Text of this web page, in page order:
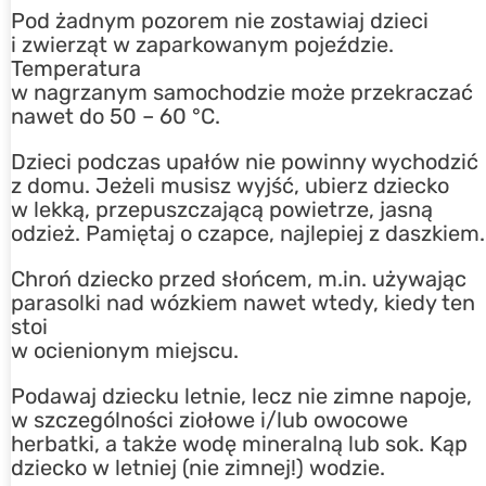
Pod żadnym pozorem nie zostawiaj dzieci
i zwierząt w zaparkowanym pojeździe.
Temperatura
w nagrzanym samochodzie może przekraczać
nawet do 50 – 60 °C.
Dzieci podczas upałów nie powinny wychodzić
z domu. Jeżeli musisz wyjść, ubierz dziecko
w lekką, przepuszczającą powietrze, jasną
odzież. Pamiętaj o czapce, najlepiej z daszkiem.
Chroń dziecko przed słońcem, m.in. używając
parasolki nad wózkiem nawet wtedy, kiedy ten
stoi
w ocienionym miejscu.
Podawaj dziecku letnie, lecz nie zimne napoje,
w szczególności ziołowe i/lub owocowe
herbatki, a także wodę mineralną lub sok. Kąp
dziecko w letniej (nie zimnej!) wodzie.